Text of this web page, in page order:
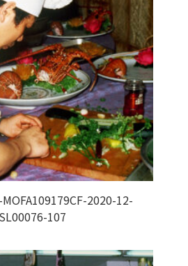
2020-12-
SL00076-107